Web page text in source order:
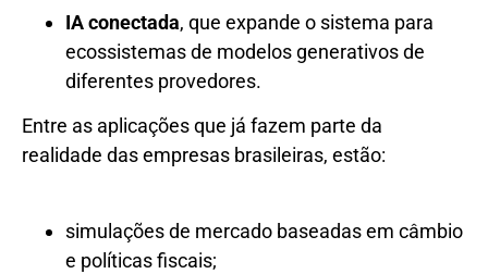
IA conectada, que expande o sistema para
ecossistemas de modelos generativos de
diferentes provedores.
Entre as aplicações que já fazem parte da
realidade das empresas brasileiras, estão:
simulações de mercado baseadas em câmbio
e políticas fiscais;